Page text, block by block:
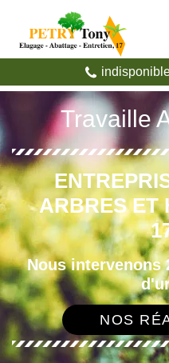
Travaille
ARBRES ET
Nous intervenons
NOS